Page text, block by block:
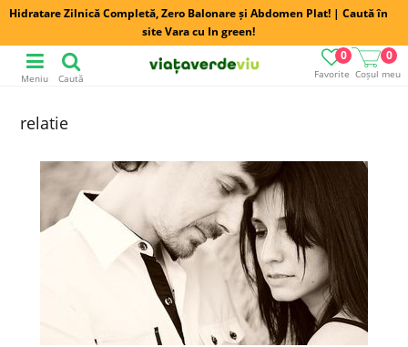
Hidratare Zilnică Completă, Zero Balonare și Abdomen Plat! | Caută în
site Vara cu In green!
Favorite
0
Coșul meu
0
Meniu Caută
relatie